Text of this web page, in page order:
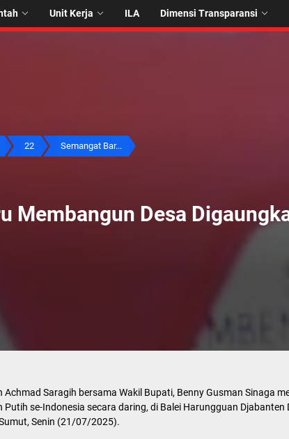
Unit Kerja ILA Dimensi Transparansi
22 Semangat Bar...
Membangun Desa
Achmad Saragih bersama Wakil Bupati, Benny Gusman Sinaga
Putih se-Indonesia secara daring, di Balei Harungguan
Senin (21/07/2025).